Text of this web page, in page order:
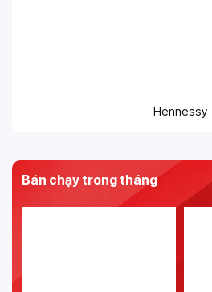
Hennessy
Bán chạy trong tháng